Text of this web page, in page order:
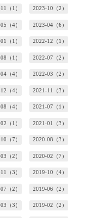
（1） 2023-10（2）
（4） 2023-04（6）
（1） 2022-12（1）
（1） 2022-07（2）
（4） 2022-03（2）
（4） 2021-11（3）
（4） 2021-07（1）
（1） 2021-01（3）
（7） 2020-08（3）
（2） 2020-02（7）
（3） 2019-10（4）
（2） 2019-06（2）
（3） 2019-02（2）